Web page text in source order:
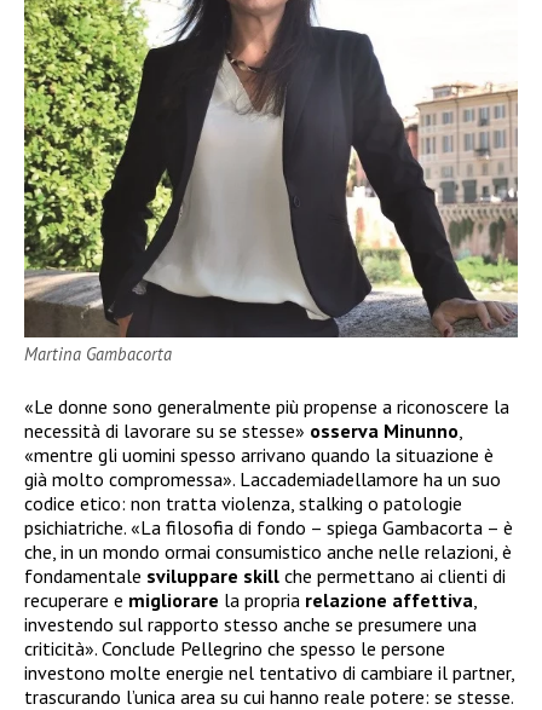
Martina Gambacorta
«Le donne sono generalmente più propense a riconoscere la
necessità di lavorare su se stesse» osserva Minunno
«mentre gli uomini spesso arrivano quando la situazione è
già molto compromessa». Laccademiadellamore ha un suo
codice etico: non tratta violenza, stalking o patologie
psichiatriche. «La filosofia di fondo – spiega Gambacorta – è
che, in un mondo ormai consumistico anche nelle relazioni, è
fondamentale sviluppare skill che permettano ai clienti di
recuperare e migliorare la propria relazione affettiva
investendo sul rapporto stesso anche se presumere una
criticità». Conclude Pellegrino che spesso le persone
investono molte energie nel tentativo di cambiare il partner,
trascurando l’unica area su cui hanno reale potere: se stesse.